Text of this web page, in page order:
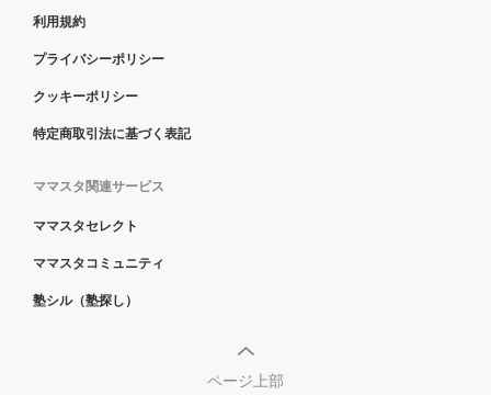
利用規約
プライバシーポリシー
クッキーポリシー
特定商取引法に基づく表記
ママスタ関連サービス
ママスタセレクト
ママスタコミュニティ
塾シル（塾探し）
ページ上部